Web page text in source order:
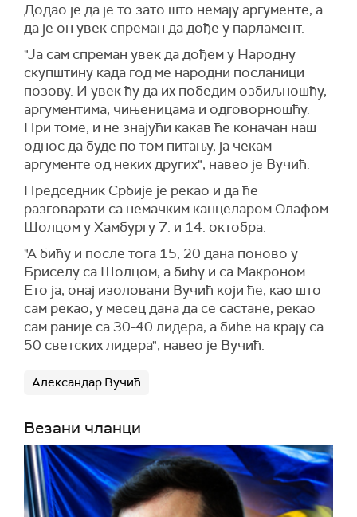
Додао је да је то зато што немају аргументе, а
да је он увек спреман да дође у парламент.
"Ја сам спреман увек да дођем у Народну
скупштину када год ме народни посланици
позову. И увек ћу да их победим озбиљношћу,
аргументима, чињеницама и одговорношћу.
При томе, и не знајући какав ће коначан наш
однос да буде по том питању, ја чекам
аргументе од неких других", навео је Вучић.
Председник Србије је рекао и да ће
разговарати са немачким канцеларом Олафом
Шолцом у Хамбургу 7. и 14. октобра.
"А бићу и после тога 15, 20 дана поново у
Бриселу са Шолцом, а бићу и са Макроном.
Ето ја, онај изоловани Вучић који ће, као што
сам рекао, у месец дана да се састане, рекао
сам раније са 30-40 лидера, а биће на крају са
50 светских лидера", навео је Вучић.
Александар Вучић
Везани чланци